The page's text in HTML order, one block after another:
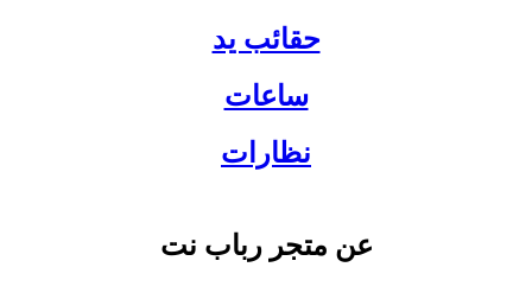
حقائب يد
ساعات
نظارات
عن متجر رباب نت